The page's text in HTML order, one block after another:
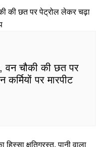
वन चौकी की छत पर
पर मारपीट